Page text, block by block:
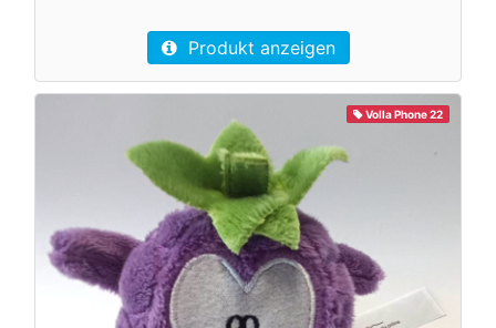
Produkt anzeigen
Volla Phone 22